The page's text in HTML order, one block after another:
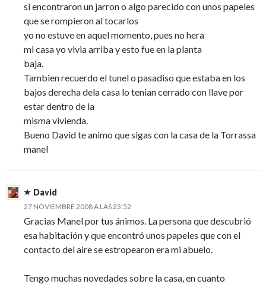
si encontraron un jarron o algo parecido con unos papeles
que se rompieron al tocarlos
yo no estuve en aquel momento, pues no hera
mi casa yo vivia arriba y esto fue en la planta
baja.
Tambien recuerdo el tunel o pasadiso que estaba en los
bajos derecha dela casa lo tenian cerrado con llave por
estar dentro de la
misma vivienda.
Bueno David te animo que sigas con la casa de la Torrassa
manel
David
27 NOVIEMBRE 2008 A LAS 23:52
Gracias Manel por tus ánimos. La persona que descubrió
esa habitación y que encontró unos papeles que con el
contacto del aire se estropearon era mi abuelo.
Tengo muchas novedades sobre la casa, en cuanto